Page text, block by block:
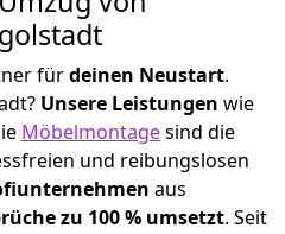
fürdeinen Neustart.
Unsere Leistungen wie
Möbelmontagesind die
und reibungslosen
aus
zu 100 % umsetzt. Seit